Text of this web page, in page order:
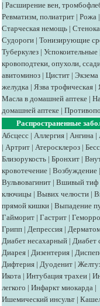
| Расширение вен,
Ревматизм, полиатрит | Рожа |
Старческая немощь |
Судороги | Тонизирующие
Туберкулез | Успокоительные
кровоподтеки, опухоли,
авитоминоз | Цистит | Экзема
желудка | Язва трофическая |
Масла в домашней аптеке |
домашней аптеке |
Распространенные
Абсцесс | Аллергия | Ангина |
| Артрит | Атеросклероз |
Близорукость | Бронхит |
кровотечение | Возбуждение |
Вульвовагинит | Вшивый тиф
ключицы | Вывих челюсти |
прямой кишки | Выпадение
Гайморит | Гастрит |
Грипп | Депрессия |
Диабет несахарный | Диабет
Диарея | Дизентерия |
Дифтерия | Дуоденит |
Икота | Интубация трахеи |
легкого | Инфаркт миокарда |
Ишемический инсульт |